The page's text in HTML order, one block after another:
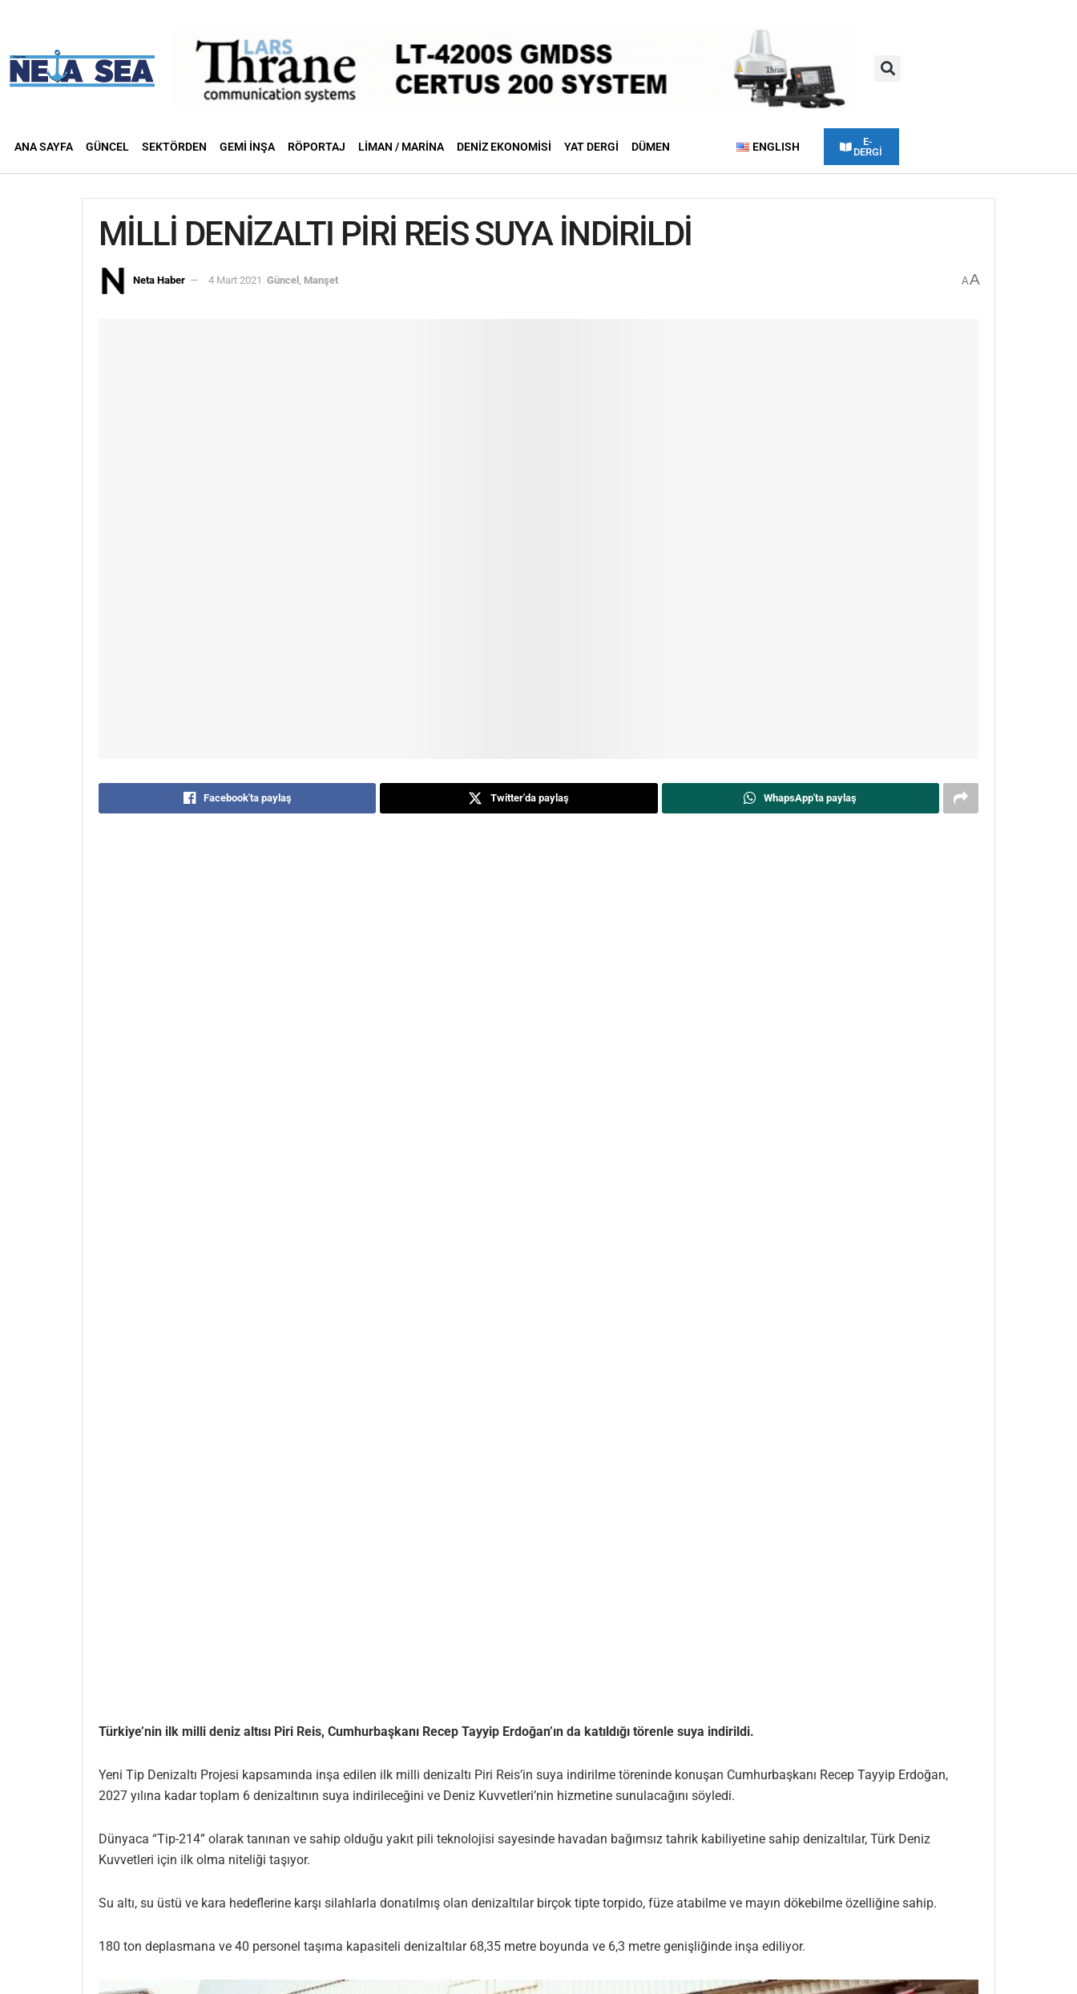
ANA SAYFA GÜNCEL SEKTÖRDEN GEMI İNŞA RÖPORTAJ LIMAN / MARINA DENIZ EKONOMISI YAT DERGI DÜMEN ENGLISH
E-
DERGİ
MİLLİ DENİZALTI PİRİ REİS SUYA İNDİRİLDİ
Neta Haber 4 Mart 2021 Güncel Manşet AA
Facebook'ta paylaş Twitter'da paylaş WhapsApp'ta paylaş
Türkiye’nin ilk milli deniz altısı Piri Reis, Cumhurbaşkanı Recep Tayyip Erdoğan’ın da katıldığı törenle suya indirildi.
Yeni Tip Denizaltı Projesi kapsamında inşa edilen ilk milli denizaltı Piri Reis’in suya indirilme töreninde konuşan Cumhurbaşkanı Recep Tayyip Erdoğan,
2027 yılına kadar toplam 6 denizaltının suya indirileceğini ve Deniz Kuvvetleri’nin hizmetine sunulacağını söyledi.
Dünyaca “Tip-214” olarak tanınan ve sahip olduğu yakıt pili teknolojisi sayesinde havadan bağımsız tahrik kabiliyetine sahip denizaltılar, Türk Deniz
Kuvvetleri için ilk olma niteliği taşıyor.
Su altı, su üstü ve kara hedeflerine karşı silahlarla donatılmış olan denizaltılar birçok tipte torpido, füze atabilme ve mayın dökebilme özelliğine sahip.
180 ton deplasmana ve 40 personel taşıma kapasiteli denizaltılar 68,35 metre boyunda ve 6,3 metre genişliğinde inşa ediliyor.